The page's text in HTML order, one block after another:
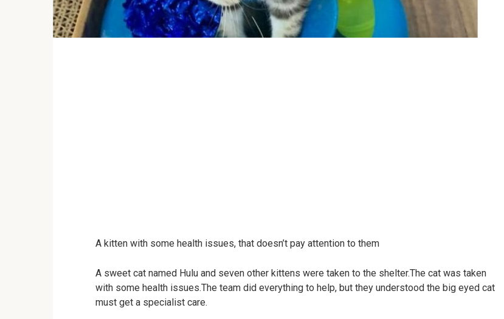
A kitten with some health issues, that doesn’t pay attention to them
A sweet cat named Hulu and seven other kittens were taken to the shelter.The cat was taken
with some health issues.The team did everything to help, but they understood the big eyed cat
must get a specialist care.